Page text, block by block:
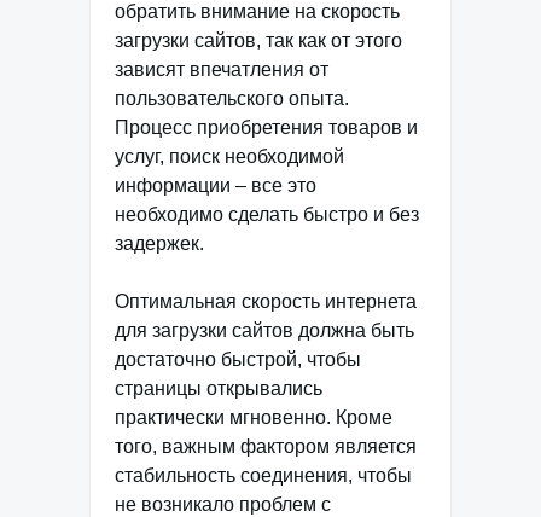
обратить внимание на скорость
загрузки сайтов, так как от этого
зависят впечатления от
пользовательского опыта.
Процесс приобретения товаров и
услуг, поиск необходимой
информации – все это
необходимо сделать быстро и без
задержек.
Оптимальная скорость интернета
для загрузки сайтов должна быть
достаточно быстрой, чтобы
страницы открывались
практически мгновенно. Кроме
того, важным фактором является
стабильность соединения, чтобы
не возникало проблем с